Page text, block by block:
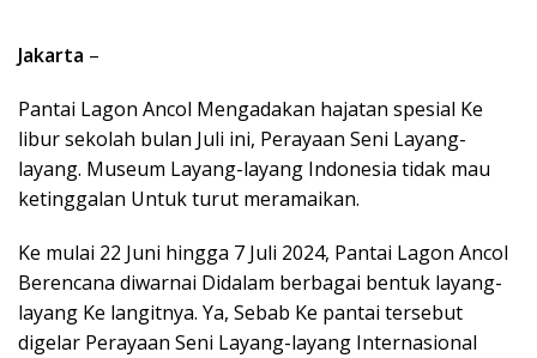
Jakarta –
Pantai Lagon Ancol Mengadakan hajatan spesial Ke
libur sekolah bulan Juli ini, Perayaan Seni Layang-
layang. Museum Layang-layang Indonesia tidak mau
ketinggalan Untuk turut meramaikan.
Ke mulai 22 Juni hingga 7 Juli 2024, Pantai Lagon Ancol
Berencana diwarnai Didalam berbagai bentuk layang-
layang Ke langitnya. Ya, Sebab Ke pantai tersebut
digelar Perayaan Seni Layang-layang Internasional